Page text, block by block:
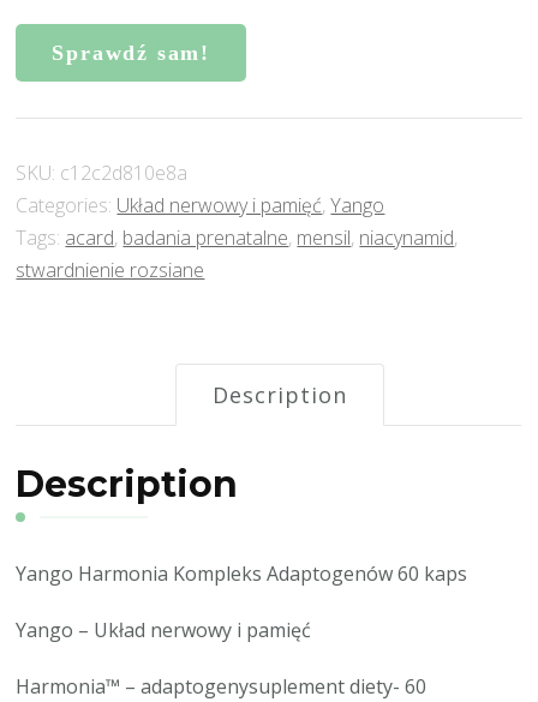
Sprawdź sam!
SKU: c12c2d810e8a
Categories: Układ nerwowy i pamięć,Yango
Tags: acard, badania prenatalne, mensil, niacynamid,
stwardnienie rozsiane
Description
Description
Yango Harmonia Kompleks Adaptogenów 60 kaps
Yango – Układ nerwowy i pamięć
Harmonia™ – adaptogenysuplement diety- 60